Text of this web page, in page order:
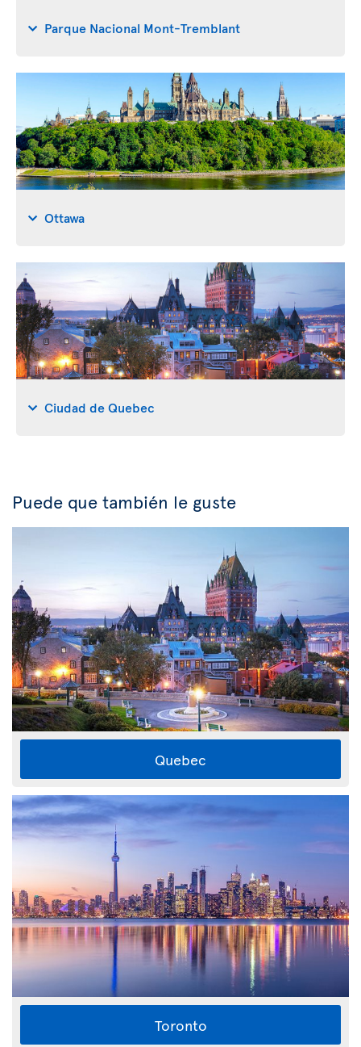
Parque Nacional Mont-Tremblant
Ottawa
Ciudad de Quebec
Puede que también le guste
Quebec
Toronto